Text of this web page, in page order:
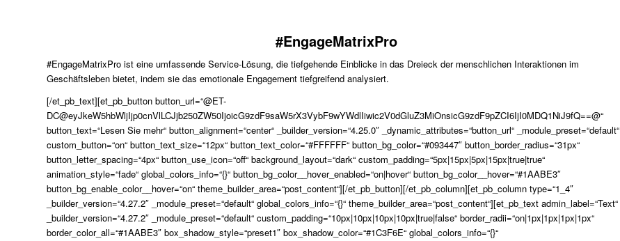
#EngageMatrixPro
#EngageMatrixPro ist eine umfassende Service-Lösung, die tiefgehende Einblicke in das Dreieck der menschlichen Interaktionen im
Geschäftsleben bietet, indem sie das emotionale Engagement tiefgreifend analysiert.
[/et_pb_text][et_pb_button button_url=“@ET-
DC@eyJkeW5hbWljIjp0cnVlLCJjb250ZW50IjoicG9zdF9saW5rX3VybF9wYWdlIiwic2V0dGluZ3MiOnsicG9zdF9pZCI6IjI0MDQ1NiJ9fQ==@“
button_text=“Lesen Sie mehr“ button_alignment=“center“ _builder_version=“4.25.0″ _dynamic_attributes=“button_url“ _module_preset=“default“
custom_button=“on“ button_text_size=“12px“ button_text_color=“#FFFFFF“ button_bg_color=“#093447″ button_border_radius=“31px“
button_letter_spacing=“4px“ button_use_icon=“off“ background_layout=“dark“ custom_padding=“5px|15px|5px|15px|true|true“
animation_style=“fade“ global_colors_info=“{}“ button_bg_color__hover_enabled=“on|hover“ button_bg_color__hover=“#1AABE3″
button_bg_enable_color__hover=“on“ theme_builder_area=“post_content“][/et_pb_button][/et_pb_column][et_pb_column type=“1_4″
_builder_version=“4.27.2″ _module_preset=“default“ global_colors_info=“{}“ theme_builder_area=“post_content“][et_pb_text admin_label=“Text“
_builder_version=“4.27.2″ _module_preset=“default“ custom_padding=“10px|10px|10px|10px|true|false“ border_radii=“on|1px|1px|1px|1px“
border_color_all=“#1AABE3″ box_shadow_style=“preset1″ box_shadow_color=“#1C3F6E“ global_colors_info=“{}“